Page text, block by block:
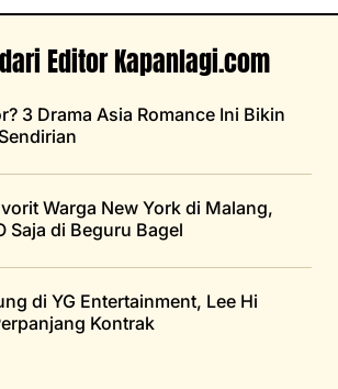
Editor Kapanlagi.com
3 Drama Asia Romance Ini Bikin
Warga New York di Malang,
Saja di Beguru Bagel
di YG Entertainment, Lee Hi
Kontrak